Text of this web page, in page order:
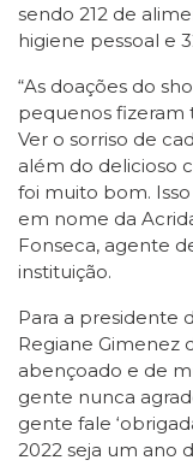
sendo 212 de
higiene pessoal e
“As doações do
pequenos fizeram
Ver o sorriso de
além do delicioso
foi muito bom.
em nome da
Fonseca, agente
instituição.
Para a presidente
Regiane Gimenez
abençoado e de
gente nunca
gente fale
2022 seja um ano